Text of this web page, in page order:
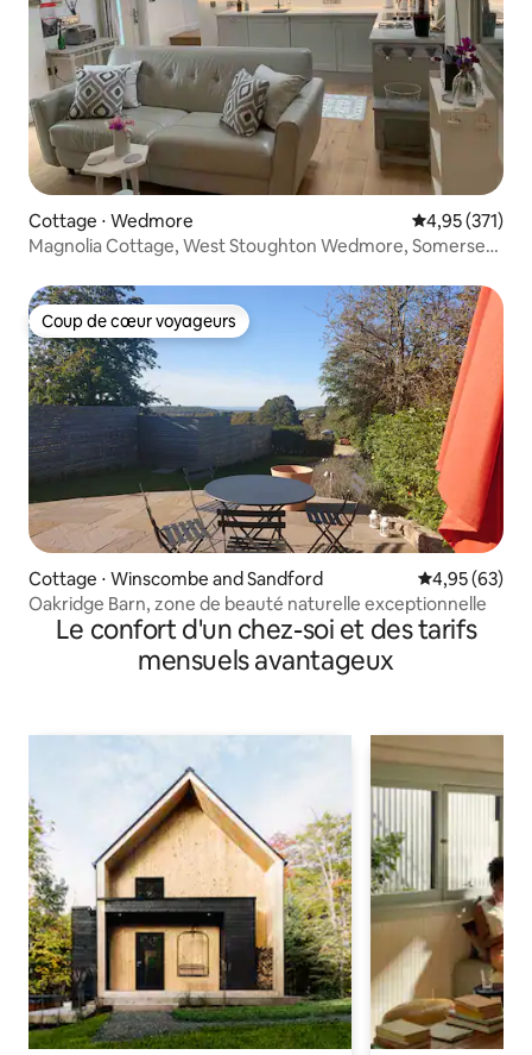
Cottage ⋅ Wedmore Évaluation
4,95 (371)
Magnolia Cottage, West Stoughton Wedmore, Somerset,
Coup de cœur voyageurs
Coup de cœur voyageurs
Cottage ⋅ Winscombe and Sandford Évaluation
4,95 (63)
Oakridge Barn, zone de beauté naturelle exceptionnelle
Le confort d'un chez-soi et des tarifs
mensuels avantageux